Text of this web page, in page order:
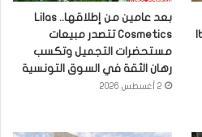
بعد عامين من إطلاقها.. Lilas
Cosmetics تتصدر مبيعات
مستحضرات التجميل وتكسب
رهان الثقة في السوق التونسية
2 أغسطس 2026